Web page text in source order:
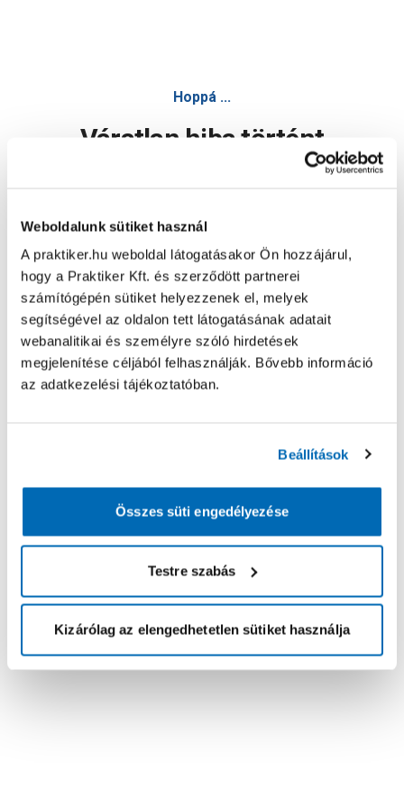
Weboldalunk sütiket használ
A praktiker.hu weboldal látogatásakor Ön hozzájárul,
hogy a Praktiker Kft. és szerződött partnerei
számítógépén sütiket helyezzenek el, melyek
segítségével az oldalon tett látogatásának adatait
webanalitikai és személyre szóló hirdetések
megjelenítése céljából felhasználják. Bővebb információ
az adatkezelési tájékoztatóban.
Beállítások
Összes süti engedélyezése
Testre szabás
Kizárólag az elengedhetetlen sütiket használja
Hoppá ...
Váratlan hiba történt
Oldal újratöltése